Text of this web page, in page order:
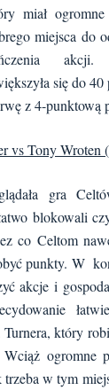
miał
miejsca do
akcji.
się do 40
z 4-punktową
gra
blokowali
co Celtom
punkty. W
akcje i
Turnera, który
ogromne
trzeba w tym